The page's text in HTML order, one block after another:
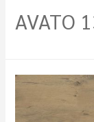
AVATO